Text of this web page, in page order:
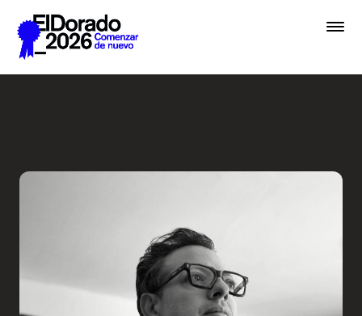
Saltar al contenido principal